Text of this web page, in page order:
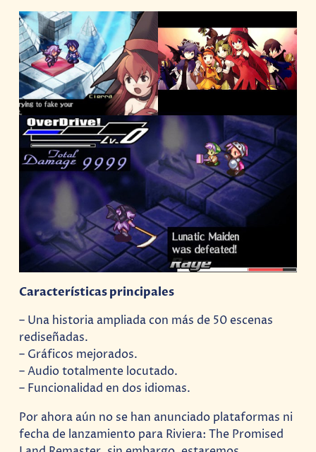
Características principales
– Una historia ampliada con más de 50 escenas
rediseñadas.
– Gráficos mejorados.
– Audio totalmente locutado.
– Funcionalidad en dos idiomas.
Por ahora aún no se han anunciado plataformas ni
fecha de lanzamiento para Riviera: The Promised